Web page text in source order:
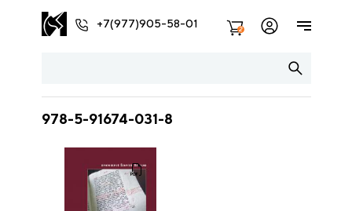
+7(977)905-58-01 2
978-5-91674-031-8